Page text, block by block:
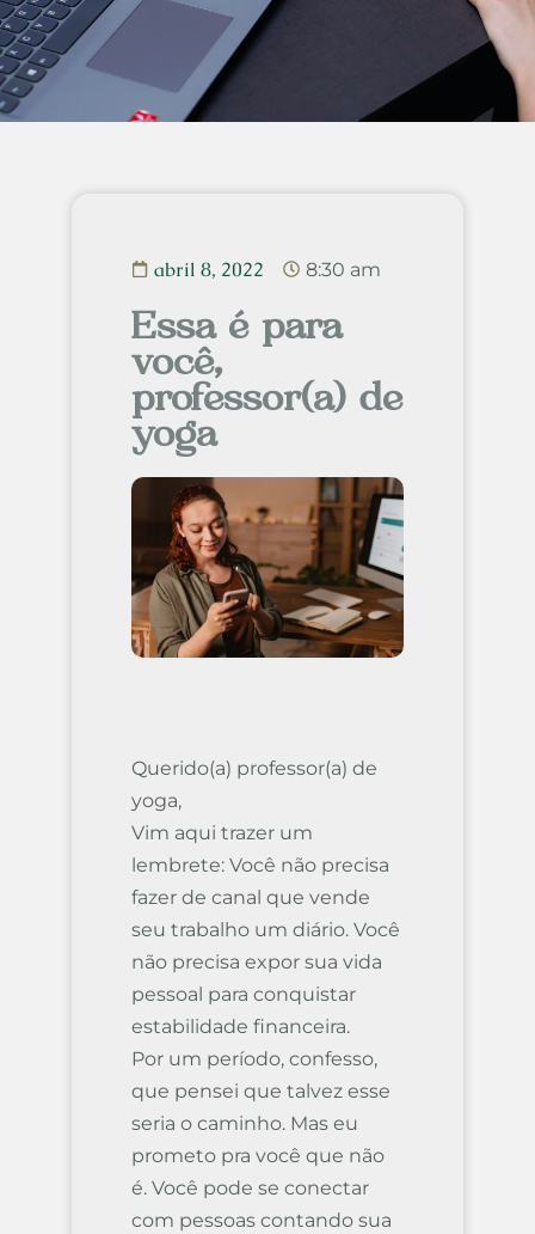
abril 8, 2022 8:30 am
Essa é para
você,
professor(a) de
yoga
Querido(a) professor(a) de
yoga,
Vim aqui trazer um
lembrete: Você não precisa
fazer de canal que vende
seu trabalho um diário. Você
não precisa expor sua vida
pessoal para conquistar
estabilidade financeira.
Por um período, confesso,
que pensei que talvez esse
seria o caminho. Mas eu
prometo pra você que não
é. Você pode se conectar
com pessoas contando sua